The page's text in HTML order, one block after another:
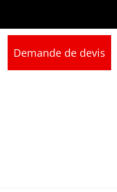
Demande de devis